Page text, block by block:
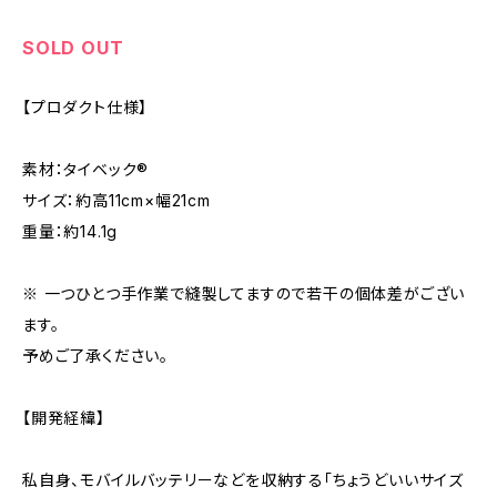
SOLD OUT
【プロダクト仕様】
素材：タイベック®
サイズ：約高11cm×幅21cm
重量：約14.1g
※ 一つひとつ手作業で縫製してますので若干の個体差がござい
ます。
予めご了承ください。
【開発経緯】
私自身、モバイルバッテリーなどを収納する「ちょうどいいサイズ